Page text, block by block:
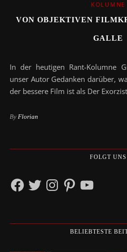
KOLUMNE
VON OBJEKTIVEN
GALLE
In der heutigen Rant-Kolumne Gift & Galle macht sich
unser Autor Gedanken darüber,
der bessere Film ist als Der
By Florian
FOLGT UNS
Facebook
TwitterInstagramPinterestYouTube
BELIEBTESTE